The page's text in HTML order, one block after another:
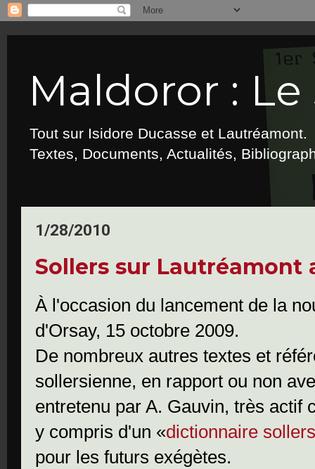
Maldoror : Le
Tout sur Isidore Ducasse et Lautréamont.
Textes, Documents, Actualités,
1/28/2010
Sollers sur Lautréamont
À l'occasion du lancement de la
d'Orsay, 15 octobre 2009.
De nombreux autres textes et
sollersienne, en rapport ou non
entretenu par A. Gauvin, très actif
y compris d'un «dictionnaire
pour les futurs exégètes.